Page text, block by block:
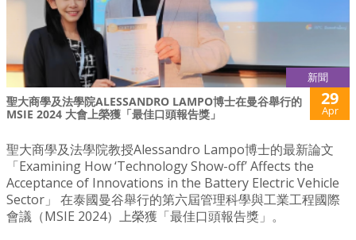
新聞
聖大商學及法學院ALESSANDRO LAMPO博士在曼谷舉行的
MSIE 2024 大會上榮獲「最佳口頭報告獎」
29
Apr
聖大商學及法學院教授Alessandro Lampo博士的最新論文
「Examining How ‘Technology Show-off’ Affects the
Acceptance of Innovations in the Battery Electric Vehicle
Sector」 在泰國曼谷舉行的第六屆管理科學與工業工程國際
會議（MSIE 2024）上榮獲「最佳口頭報告獎」。